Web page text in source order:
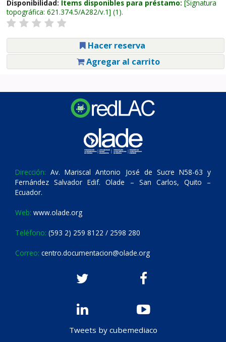
Disponibilidad: Ítems disponibles para préstamo: Signatura
topográfica: 621.374.5/A282/v.1 (1).
Hacer reserva
Agregar al carrito
Dirección: Av. Mariscal Antonio José de Sucre N58-63 y
Fernández Salvador Edif. Olade – San Carlos, Quito –
Ecuador.
Web: www.olade.org
Teléfono: (593 2) 259 8122 / 2598 280
Correo: centro.documentacion@olade.org
Tweets by cubemediaco